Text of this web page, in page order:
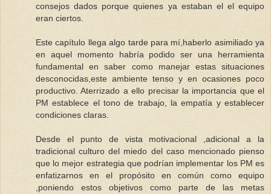
consejos dados porque quienes ya estaban el el equipo
eran ciertos.
Este capítulo llega algo tarde para mí,haberlo asimiliado ya
en aquel momento habría podido ser una herramienta
fundamental en saber como manejar estas situaciones
desconocidas,este ambiente tenso y en ocasiones poco
productivo. Aterrizado a ello precisar la importancia que el
PM establece el tono de trabajo, la empatía y establecer
condiciones claras.
Desde el punto de vista motivacional ,adicional a la
tradicional culturo del miedo del caso mencionado pienso
que lo mejor estrategia que podrían implementar los PM es
enfatizarnos en el propósito en común como equipo
,poniendo estos objetivos como parte de las metas